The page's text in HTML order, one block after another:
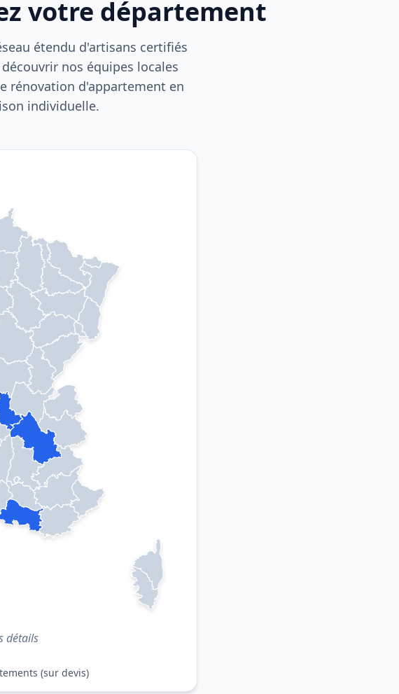
votre département
étendu d'artisans certifiés
nos équipes locales
rénovation d'appartement en
individuelle.
détails
(sur devis)